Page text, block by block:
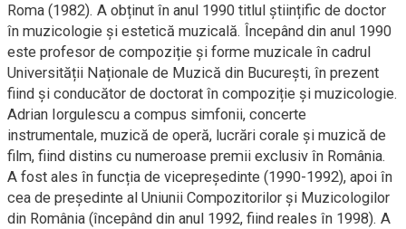
Roma (1982). A obținut în anul 1990 titlul științific de doctor
în muzicologie și estetică muzicală. Începând din anul 1990
este profesor de compoziție și forme muzicale în cadrul
Universității Naționale de Muzică din București, în prezent
fiind și conducător de doctorat în compoziție și muzicologie.
Adrian Iorgulescu a compus simfonii, concerte
instrumentale, muzică de operă, lucrări corale și muzică de
film, fiind distins cu numeroase premii exclusiv în România.
A fost ales în funcția de vicepreședinte (1990-1992), apoi în
cea de președinte al Uniunii Compozitorilor și Muzicologilor
din România (începând din anul 1992, fiind reales în 1998). A